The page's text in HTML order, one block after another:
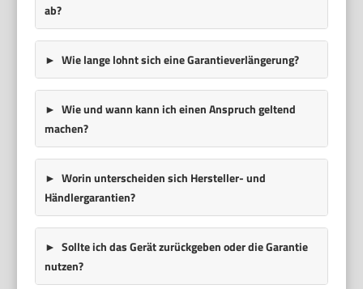
ab?
Wie lange lohnt sich eine Garantieverlängerung?
Wie und wann kann ich einen Anspruch geltend
machen?
Worin unterscheiden sich Hersteller- und
Händlergarantien?
Sollte ich das Gerät zurückgeben oder die Garantie
nutzen?